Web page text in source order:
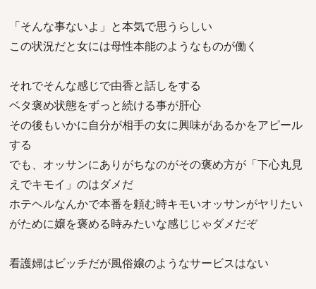
「そんな事ないよ」と本気で思うらしい
この状況だと女には母性本能のようなものが働く
それでそんな感じで由香と話しをする
ベタ褒め状態をずっと続ける事が肝心
その後もいかに自分が相手の女に興味があるかをアピール
する
でも、オッサンにありがちなのがその褒め方が「下心丸見
えでキモイ」のはダメだ
ホテヘルなんかで本番を頼む時キモいオッサンがヤリたい
がために嬢を褒める時みたいな感じじゃダメだぞ
看護婦はビッチだが風俗嬢のようなサービスはない